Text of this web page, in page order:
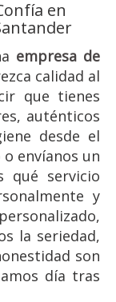
en
empresa de
calidad al
que tienes
auténticos
desde el
envíanos un
qué servicio
y
la seriedad,
son
día tras